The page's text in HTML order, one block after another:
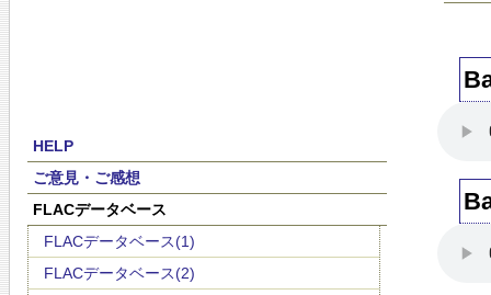
HELP
ご意見・ご感想
FLACデータベース
FLACデータベース(1)
FLACデータベース(2)